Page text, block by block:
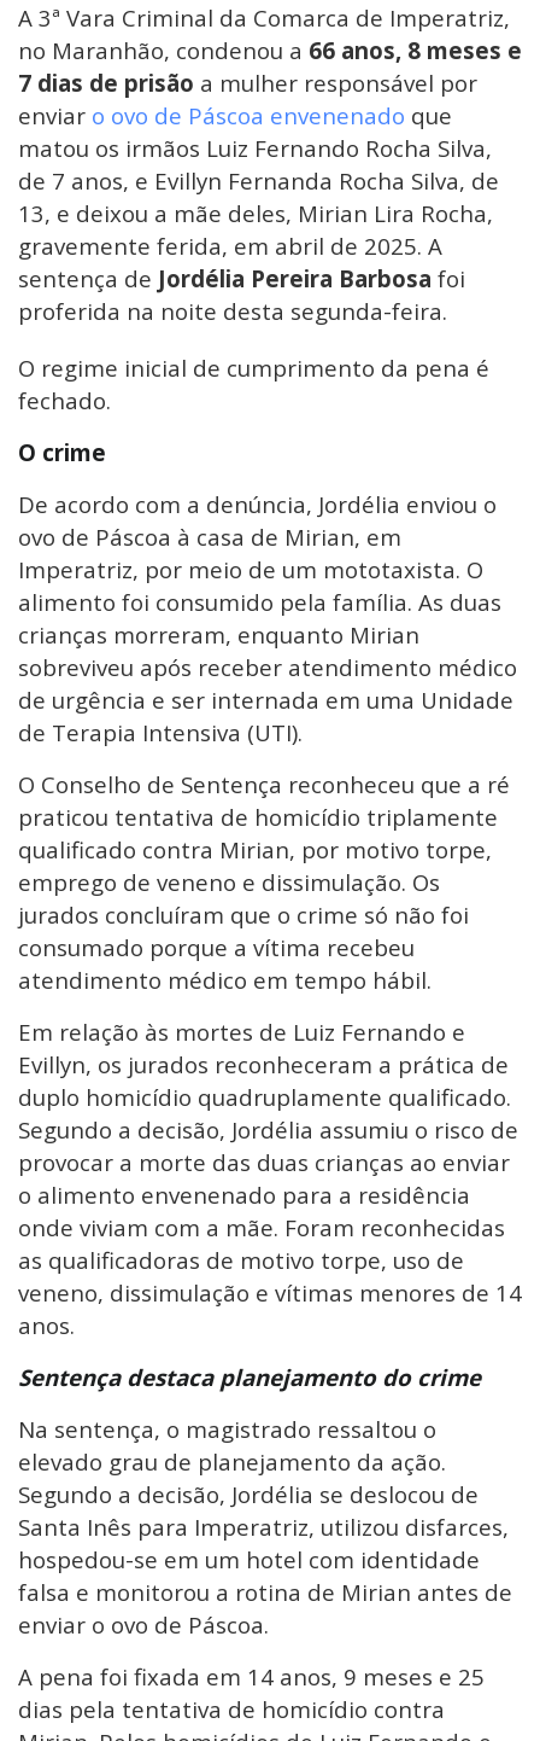
A 3ª Vara Criminal da Comarca de Imperatriz,
no Maranhão, condenou a 66 anos, 8 meses e
7 dias de prisão a mulher responsável por
enviar o ovo de Páscoa envenenado que
matou os irmãos Luiz Fernando Rocha Silva,
de 7 anos, e Evillyn Fernanda Rocha Silva, de
13, e deixou a mãe deles, Mirian Lira Rocha,
gravemente ferida, em abril de 2025. A
sentença de Jordélia Pereira Barbosa foi
proferida na noite desta segunda-feira.
O regime inicial de cumprimento da pena é
fechado.
O crime
De acordo com a denúncia, Jordélia enviou o
ovo de Páscoa à casa de Mirian, em
Imperatriz, por meio de um mototaxista. O
alimento foi consumido pela família. As duas
crianças morreram, enquanto Mirian
sobreviveu após receber atendimento médico
de urgência e ser internada em uma Unidade
de Terapia Intensiva (UTI).
O Conselho de Sentença reconheceu que a ré
praticou tentativa de homicídio triplamente
qualificado contra Mirian, por motivo torpe,
emprego de veneno e dissimulação. Os
jurados concluíram que o crime só não foi
consumado porque a vítima recebeu
atendimento médico em tempo hábil.
Em relação às mortes de Luiz Fernando e
Evillyn, os jurados reconheceram a prática de
duplo homicídio quadruplamente qualificado.
Segundo a decisão, Jordélia assumiu o risco de
provocar a morte das duas crianças ao enviar
o alimento envenenado para a residência
onde viviam com a mãe. Foram reconhecidas
as qualificadoras de motivo torpe, uso de
veneno, dissimulação e vítimas menores de 14
anos.
Sentença destaca planejamento do crime
Na sentença, o magistrado ressaltou o
elevado grau de planejamento da ação.
Segundo a decisão, Jordélia se deslocou de
Santa Inês para Imperatriz, utilizou disfarces,
hospedou-se em um hotel com identidade
falsa e monitorou a rotina de Mirian antes de
enviar o ovo de Páscoa.
A pena foi fixada em 14 anos, 9 meses e 25
dias pela tentativa de homicídio contra